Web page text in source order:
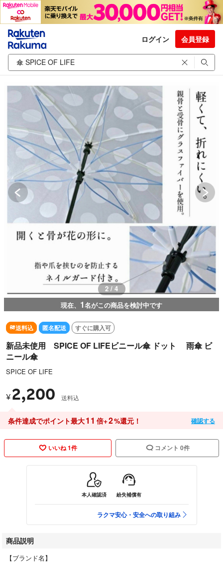
ログイン 会員登録
2 / 4
現在、 1名がこの商品を検討中です
送料込 匿名配送 すぐに購入可
新品未使用 SPICE OF LIFEビニール傘 ドット 雨傘 ビ
ニール傘
SPICE OF LIFE
¥ 2,200 送料込
条件達成でポイント最大11 倍+2%還元！ 確認する
いいね 1件 コメント 0件
本人確認済 紛失補償有
ラクマ安心・安全への取り組み
商品説明
【ブランド名】